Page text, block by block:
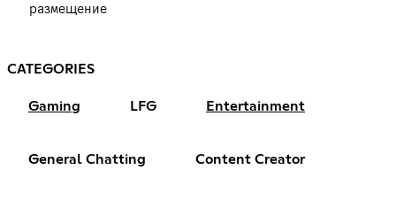
размещение
CATEGORIES
Gaming LFG Entertainment
General Chatting Content Creator